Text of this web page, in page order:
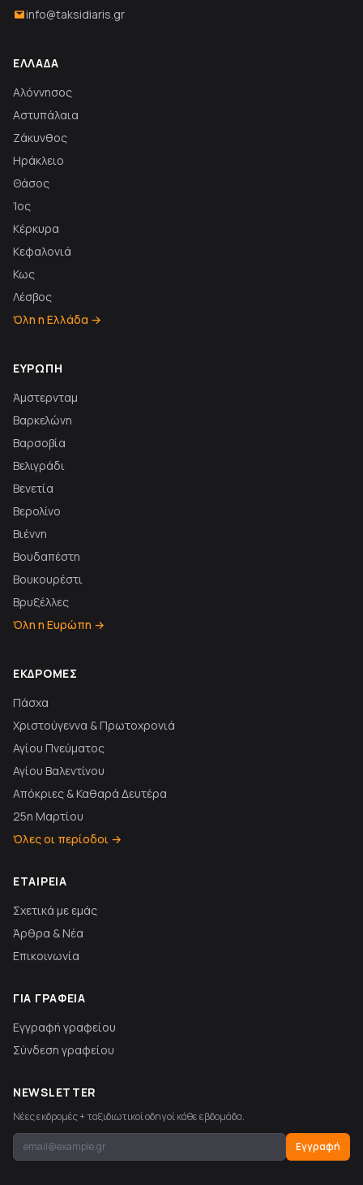
info@taksidiaris.gr
ΕΛΛΆΔΑ
Αλόννησος
Αστυπάλαια
Ζάκυνθος
Ηράκλειο
Θάσος
Ίος
Κέρκυρα
Κεφαλονιά
Κως
Λέσβος
Όλη η Ελλάδα →
ΕΥΡΏΠΗ
Άμστερνταμ
Βαρκελώνη
Βαρσοβία
Βελιγράδι
Βενετία
Βερολίνο
Βιέννη
Βουδαπέστη
Βουκουρέστι
Βρυξέλλες
Όλη η Ευρώπη →
ΕΚΔΡΟΜΈΣ
Πάσχα
Χριστούγεννα & Πρωτοχρονιά
Αγίου Πνεύματος
Αγίου Βαλεντίνου
Απόκριες & Καθαρά Δευτέρα
25η Μαρτίου
Όλες οι περίοδοι →
ΕΤΑΙΡΕΊΑ
Σχετικά με εμάς
Άρθρα & Νέα
Επικοινωνία
ΓΙΑ ΓΡΑΦΕΊΑ
Εγγραφή γραφείου
Σύνδεση γραφείου
NEWSLETTER
Νέες εκδρομές + ταξιδιωτικοί οδηγοί κάθε εβδομάδα.
Εγγραφή